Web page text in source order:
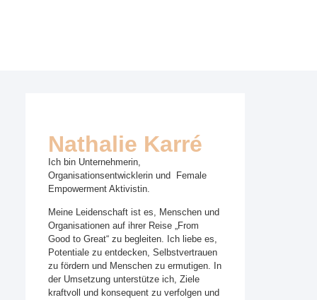
Nathalie Karré
Ich bin Unternehmerin,
Organisationsentwicklerin und Female
Empowerment Aktivistin.
Meine Leidenschaft ist es, Menschen und
Organisationen auf ihrer Reise „From
Good to Great“ zu begleiten. Ich liebe es,
Potentiale zu entdecken, Selbstvertrauen
zu fördern und Menschen zu ermutigen. In
der Umsetzung unterstütze ich, Ziele
kraftvoll und konsequent zu verfolgen und